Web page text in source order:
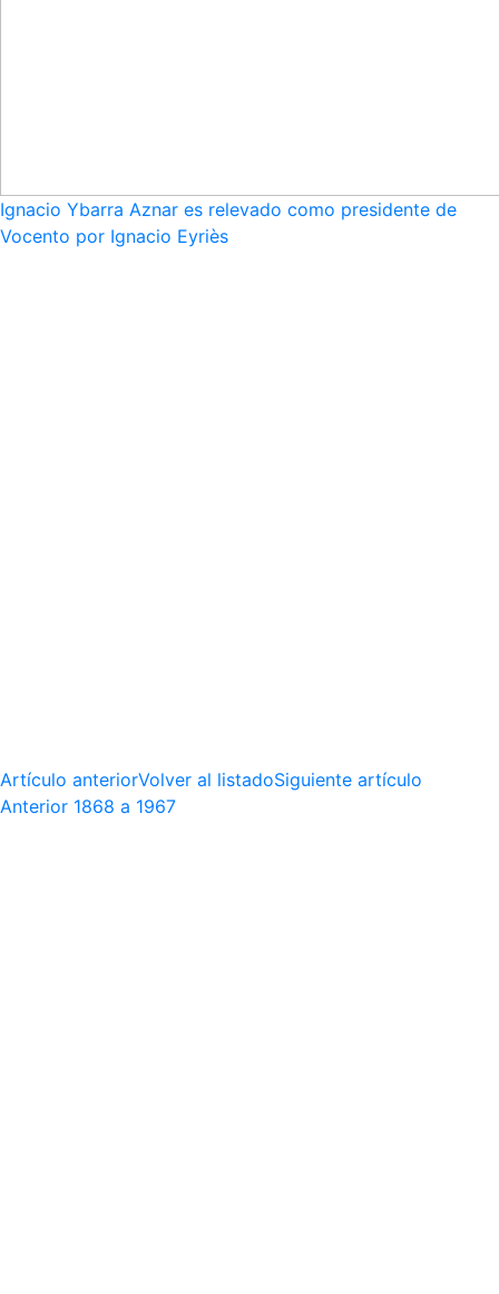
Ignacio Ybarra Aznar es relevado como presidente de
Vocento por Ignacio Eyriès
Artículo anteriorVolver al listadoSiguiente artículo
Anterior 1868 a 1967